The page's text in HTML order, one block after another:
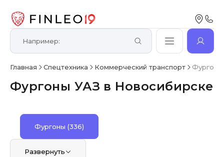
Главная Спецтехника Коммерческий транспорт Фургоны
Фургоны УАЗ в Новосибирске
Фургоны(336)
Развернуть